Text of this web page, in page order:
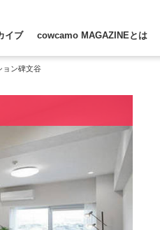
イブ cowcamo MAGAZINEとは
ョン碑文谷